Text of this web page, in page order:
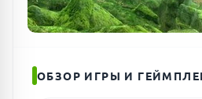
ОБЗОР ИГРЫ И